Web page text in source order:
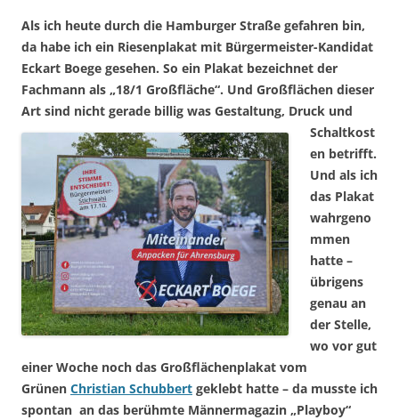
Als ich heute durch die Hamburger Straße gefahren bin,
da habe ich ein Riesenplakat mit Bürgermeister-Kandidat
Eckart Boege gesehen. So ein Plakat bezeichnet der
Fachmann als „18/1 Großfläche“. Und Großflächen dieser
Art sind nicht gerade billig was Gestaltung, Druck und
Schaltkost
en betrifft.
Und als ich
das Plakat
wahrgeno
mmen
hatte –
übrigens
genau an
der Stelle,
wo vor gut
einer Woche noch das Großflächenplakat vom
Grünen Christian Schubbert geklebt hatte – da musste ich
spontan an das berühmte Männermagazin „Playboy“